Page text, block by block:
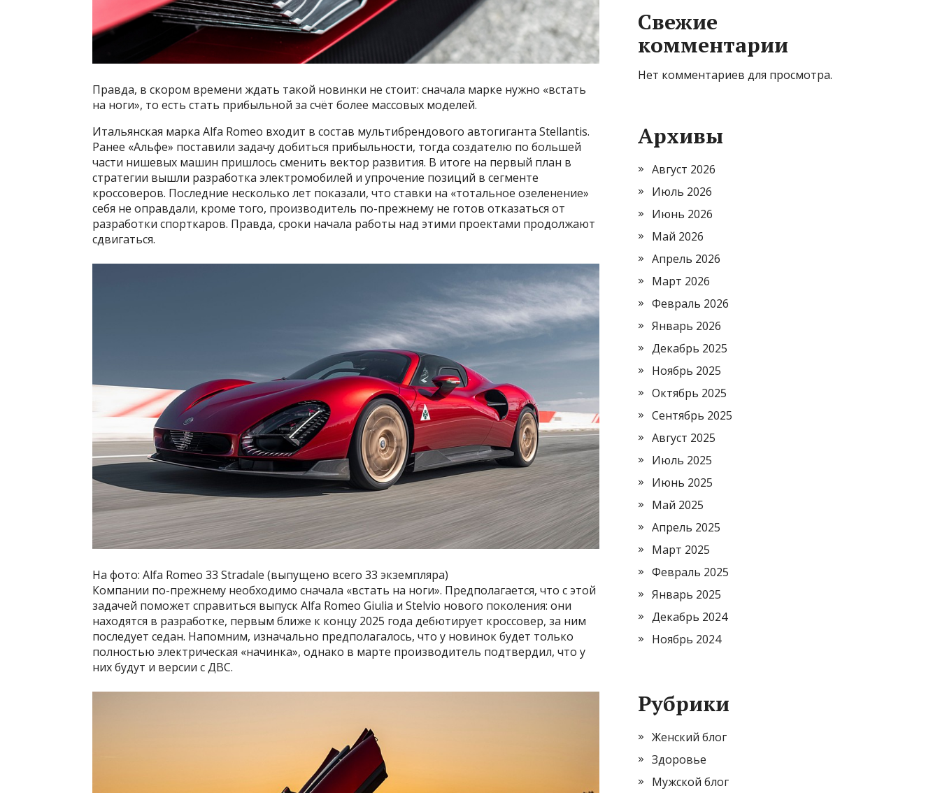
Правда, в скором времени ждать такой новинки не стоит: сначала марке нужно «встать
на ноги», то есть стать прибыльной за счёт более массовых моделей.
Итальянская марка Alfa Romeo входит в состав мультибрендового автогиганта Stellantis.
Ранее «Альфе» поставили задачу добиться прибыльности, тогда создателю по большей
части нишевых машин пришлось сменить вектор развития. В итоге на первый план в
стратегии вышли разработка электромобилей и упрочение позиций в сегменте
кроссоверов. Последние несколько лет показали, что ставки на «тотальное озеленение»
себя не оправдали, кроме того, производитель по-прежнему не готов отказаться от
разработки спорткаров. Правда, сроки начала работы над этими проектами продолжают
сдвигаться.
На фото: Alfa Romeo 33 Stradale (выпущено всего 33 экземпляра)
Компании по-прежнему необходимо сначала «встать на ноги». Предполагается, что с этой
задачей поможет справиться выпуск Alfa Romeo Giulia и Stelvio нового поколения: они
находятся в разработке, первым ближе к концу 2025 года дебютирует кроссовер, за ним
последует седан. Напомним, изначально предполагалось, что у новинок будет только
полностью электрическая «начинка», однако в марте производитель подтвердил, что у
них будут и версии с ДВС.
Свежие
комментарии
Нет комментариев для просмотра.
Архивы
Август 2026
Июль 2026
Июнь 2026
Май 2026
Апрель 2026
Март 2026
Февраль 2026
Январь 2026
Декабрь 2025
Ноябрь 2025
Октябрь 2025
Сентябрь 2025
Август 2025
Июль 2025
Июнь 2025
Май 2025
Апрель 2025
Март 2025
Февраль 2025
Январь 2025
Декабрь 2024
Ноябрь 2024
Рубрики
Женский блог
Здоровье
Мужской блог